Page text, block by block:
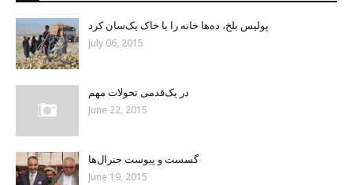
پولیس بلخ، ده‌ها خانه را با خاک یک‌سان کرد
July 06, 2015
در یک‌قدمی تحولات مهم
June 22, 2015
گسست و پیوست جنرال‌ها
June 19, 2015